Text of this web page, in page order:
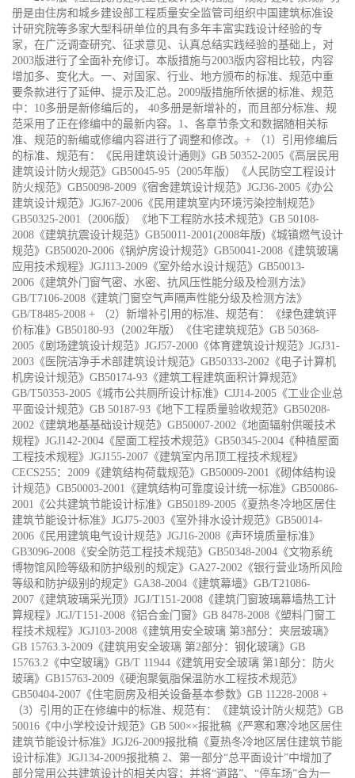
册是由住房和城乡建设部工程质量安全监管司组织中国建筑标准设
计研究院等多家大型科研单位的具有多年丰富实践设计经验的专
家，在广泛调查研究、征求意见、认真总结实践经验的基础上，对
2003版进行了全面补充修订。本版措施与2003版内容相比较，内容
增加多、变化大。一、对国家、行业、地方颁布的标准、规范中重
要条款进行了延伸、提示及汇总。2009版措施所依据的标准、规范
中：10多册是新修编后的， 40多册是新增补的，而且部分标准、规
范采用了正在修编中的最新内容。1、各章节条文和数据随相关标
准、规范的新编或修编内容进行了调整和修改。+ （1）引用修编后
的标准、规范有：《民用建筑设计通则》GB 50352-2005《高层民用
建筑设计防火规范》GB50045-95（2005年版）《人民防空工程设计
防火规范》GB50098-2009《宿舍建筑设计规范》JGJ36-2005《办公
建筑设计规范》JGJ67-2006《民用建筑室内环境污染控制规范》
GB50325-2001（2006版）《地下工程防水技术规范》GB 50108-
2008《建筑抗震设计规范》GB50011-2001(2008年版)《城镇燃气设计
规范》GB50020-2006《锅炉房设计规范》GB50041-2008《建筑玻璃
应用技术规程》JGJ113-2009《室外给水设计规范》GB50013-
2006《建筑外门窗气密、水密、抗风压性能分级及检测方法》
GB/T7106-2008《建筑门窗空气声隔声性能分级及检测方法》
GB/T8485-2008 + （2）新增补引用的标准、规范有：《绿色建筑评
价标准》GB50180-93（2002年版）《住宅建筑规范》GB 50368-
2005《剧场建筑设计规范》JGJ57-2000《体育建筑设计规范》JGJ31-
2003《医院洁净手术部建筑设计规范》GB50333-2002《电子计算机
机房设计规范》GB50174-93《建筑工程建筑面积计算规范》
GB/T50353-2005《城市公共厕所设计标准》CJJ14-2005《工业企业总
平面设计规范》GB 50187-93《地下工程质量验收规范》GB50208-
2002《建筑地基基础设计规范》GB50007-2002《地面辐射供暖技术
规程》JGJ142-2004《屋面工程技术规范》GB50345-2004《种植屋面
工程技术规程》JGJ155-2007《建筑室内吊顶工程技术规程》
CECS255：2009《建筑结构荷载规范》GB50009-2001《砌体结构设
计规范》GB50003-2001《建筑结构可靠度设计统一标准》GB50086-
2001《公共建筑节能设计标准》GB50189-2005《夏热冬冷地区居住
建筑节能设计标准》JGJ75-2003《室外排水设计规范》GB50014-
2006《民用建筑电气设计规范》JGJ16-2008《声环境质量标准》
GB3096-2008《安全防范工程技术规范》GB50348-2004《文物系统
博物馆风险等级和防护级别的规定》GA27-2002《银行营业场所风险
等级和防护级别的规定》GA38-2004《建筑幕墙》GB/T21086-
2007《建筑玻璃采光顶》JGJ/T151-2008《建筑门窗玻璃幕墙热工计
算规程》JGJ/T151-2008《铝合金门窗》GB 8478-2008《塑料门窗工
程技术规程》JGJ103-2008《建筑用安全玻璃 第3部分：夹层玻璃》
GB 15763.3-2009《建筑用安全玻璃 第2部分：钢化玻璃》GB
15763.2《中空玻璃》GB/T 11944《建筑用安全玻璃 第1部分：防火
玻璃》GB15763-2009《硬泡聚氨脂保温防水工程技术规范》
GB50404-2007《住宅厨房及相关设备基本参数》GB 11228-2008 +
（3）引用的正在修编中的标准、规范有：《建筑设计防火规范》GB
50016《中小学校设计规范》GB 500××报批稿《严寒和寒冷地区居住
建筑节能设计标准》JGJ26-2009报批稿《夏热冬冷地区居住建筑节能
设计标准》JGJ134-2009报批稿 2、第一部分“总平面设计”中增加了
部分常用公共建筑设计的相关内容；并将“道路”、“停车场”合为一